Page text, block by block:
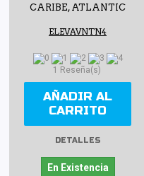
CARIBE, ATLANTIC
ELEVAVNTN4
1 Reseña(s)
AÑADIR AL
CARRITO
DETALLES
En Existencia